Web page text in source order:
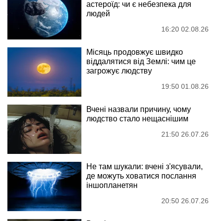
астероїд: чи є небезпека для
людей
16:20 02.08.26
Місяць продовжує швидко
віддалятися від Землі: чим це
загрожує людству
19:50 01.08.26
Вчені назвали причину, чому
людство стало нещаснішим
21:50 26.07.26
Не там шукали: вчені з'ясували,
де можуть ховатися послання
іншопланетян
20:50 26.07.26